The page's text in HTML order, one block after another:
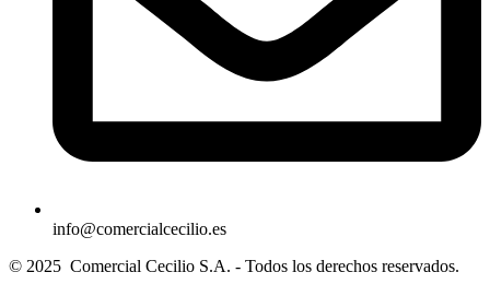
info@comercialcecilio.es
© 2025 Comercial Cecilio S.A. - Todos los derechos reservados.